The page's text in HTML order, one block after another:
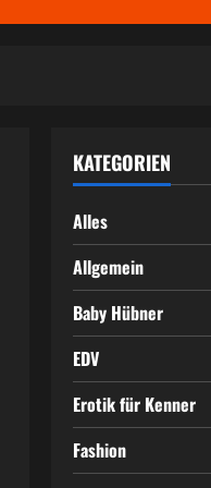
KATEGORIEN
Alles
Allgemein
Baby Hübner
EDV
Erotik für Kenner
Fashion